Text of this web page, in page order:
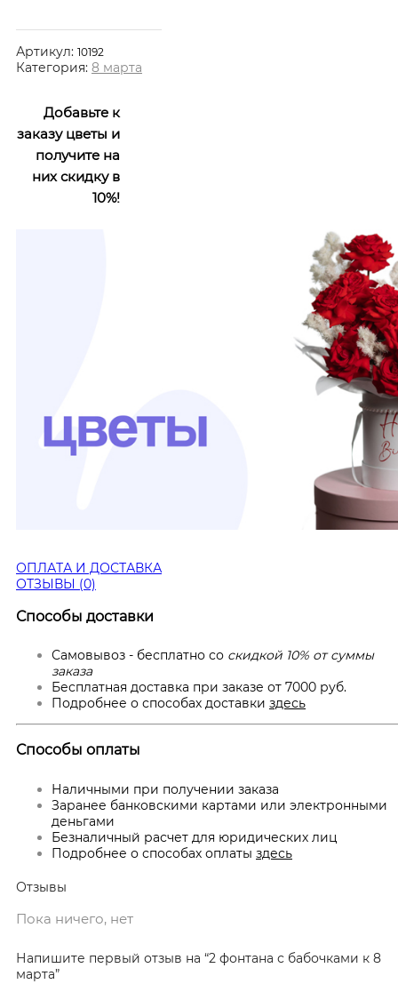
Артикул: 10192
Категория: 8 марта
Добавьте к
заказу цветы и
получите на
них скидку в
10%!
ОПЛАТА И ДОСТАВКА
ОТЗЫВЫ (0)
Способы доставки
Самовывоз - бесплатно со скидкой 10% от суммы
заказа
Бесплатная доставка при заказе от 7000 руб.
Подробнее о способах доставки здесь
Способы оплаты
Наличными при получении заказа
Заранее банковскими картами или электронными
деньгами
Безналичный расчет для юридических лиц
Подробнее о способах оплаты здесь
Отзывы
Пока ничего, нет
Напишите первый отзыв на “2 фонтана с бабочками к 8
марта”